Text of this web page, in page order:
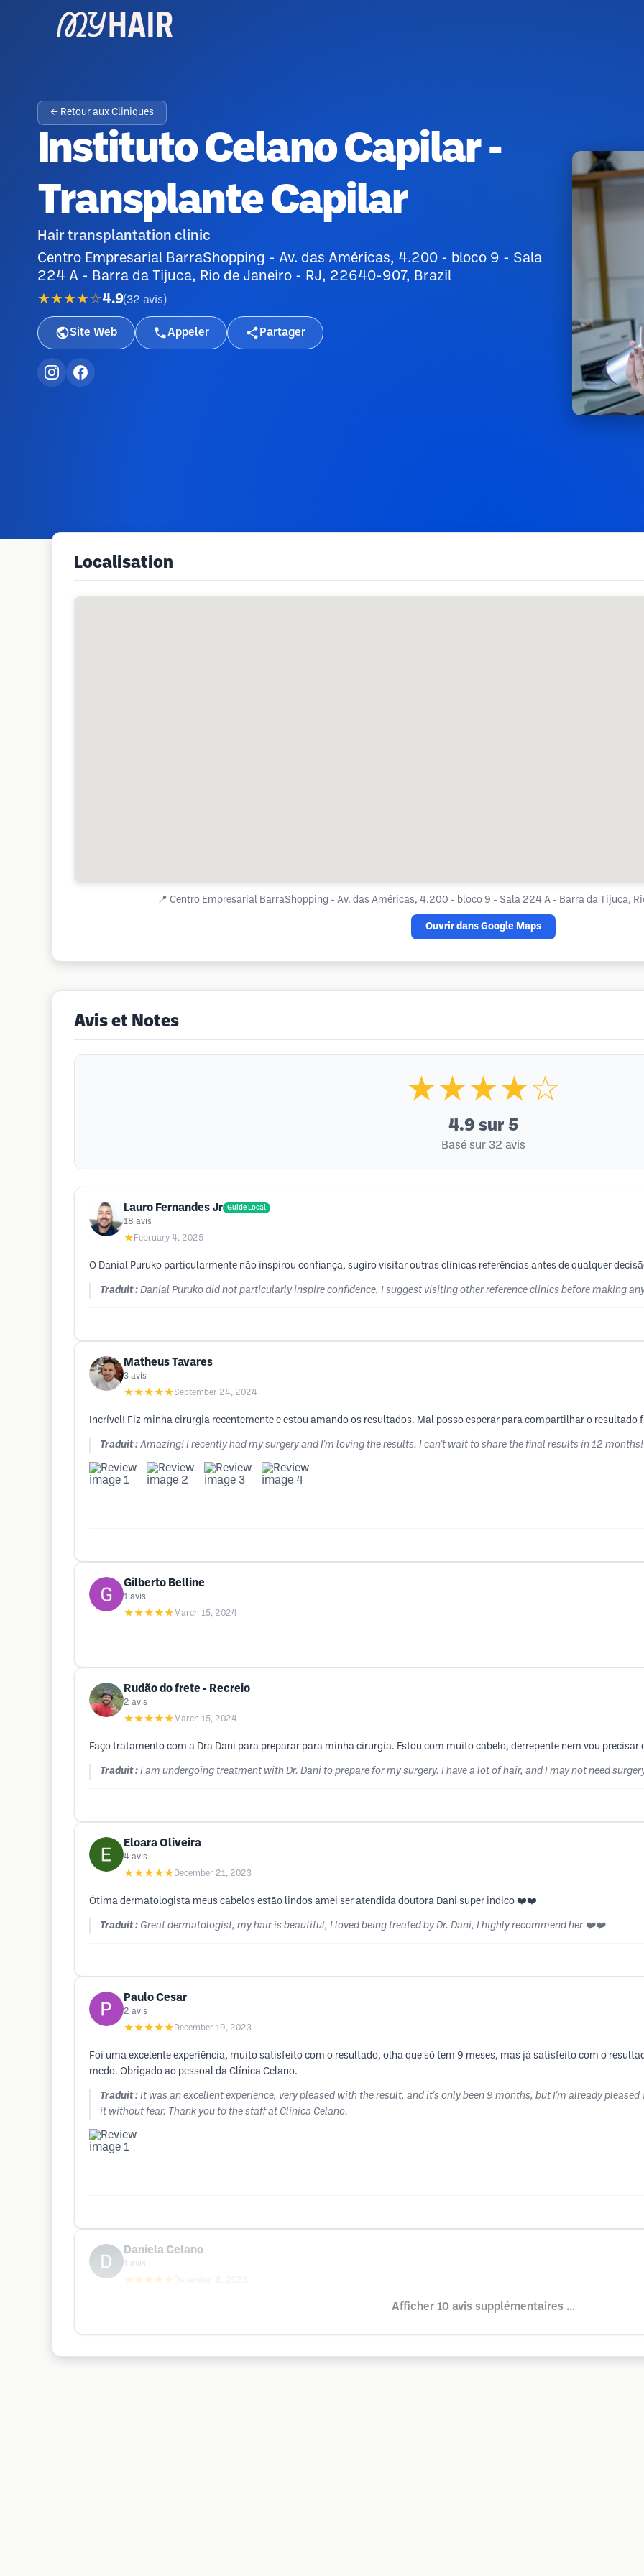
← Retour aux Cliniques
Instituto Celano Capilar -
Transplante Capilar
Hair transplantation clinic
Centro Empresarial BarraShopping - Av. das Américas, 4.200 - bloco 9 - Sala
224 A - Barra da Tijuca, Rio de Janeiro - RJ, 22640-907, Brazil
★★★★☆4.9(32 avis )
Site Web Appeler Partager
Localisation
📍 Centro Empresarial BarraShopping - Av. das Américas, 4.200 - bloco 9 - Sala 224 A - Barra da Tijuca,
Ouvrir dans Google Maps
Avis et Notes
★★★★☆
4.9 sur 5
Basé sur 32 avis
Lauro Fernandes Jr Guide Local
18 avis
★ February 4, 2025
O Danial Puruko particularmente não inspirou confiança, sugiro visitar outras clínicas referências antes de qualquer
Traduit : Danial Puruko did not particularly inspire confidence, I suggest visiting other reference clinics before making
Matheus Tavares
3 avis
★★★★★September 24, 2024
Incrível! Fiz minha cirurgia recentemente e estou amando os resultados. Mal posso esperar para compartilhar o resultado
Traduit : Amazing! I recently had my surgery and I'm loving the results. I can't wait to share the final results in 12 months!
Gilberto Belline
1 avis
★★★★★ March 15, 2024
Rudão do frete - Recreio
2 avis
★★★★★ March 15, 2024
Faço tratamento com a Dra Dani para preparar para minha cirurgia. Estou com muito cabelo, derrepente nem vou
Traduit : I am undergoing treatment with Dr. Dani to prepare for my surgery. I have a lot of hair, and I may not need
Eloara Oliveira
4 avis
★★★★★ December 21, 2023
Ótima dermatologista meus cabelos estão lindos amei ser atendida doutora Dani super indico ❤️❤️
Traduit : Great dermatologist, my hair is beautiful, I loved being treated by Dr. Dani, I highly recommend her ❤️❤️
Paulo Cesar
2 avis
★★★★★ December 19, 2023
Foi uma excelente experiência, muito satisfeito com o resultado, olha que só tem 9 meses, mas já satisfeito com o
medo. Obrigado ao pessoal da Clínica Celano.
Traduit : It was an excellent experience, very pleased with the result, and it's only been 9 months, but I'm already
it without fear. Thank you to the staff at Clínica Celano.
Daniela Celano
1 avis
★★★★★
Afficher 10 avis supplémentaires ...